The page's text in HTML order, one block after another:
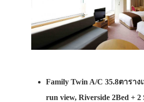
Family Twin A/C 35.8ตาราง
run view, Riverside 2Bed + 2